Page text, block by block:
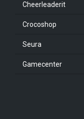
Cheerleaderit
Crocoshop
Seura
Gamecenter